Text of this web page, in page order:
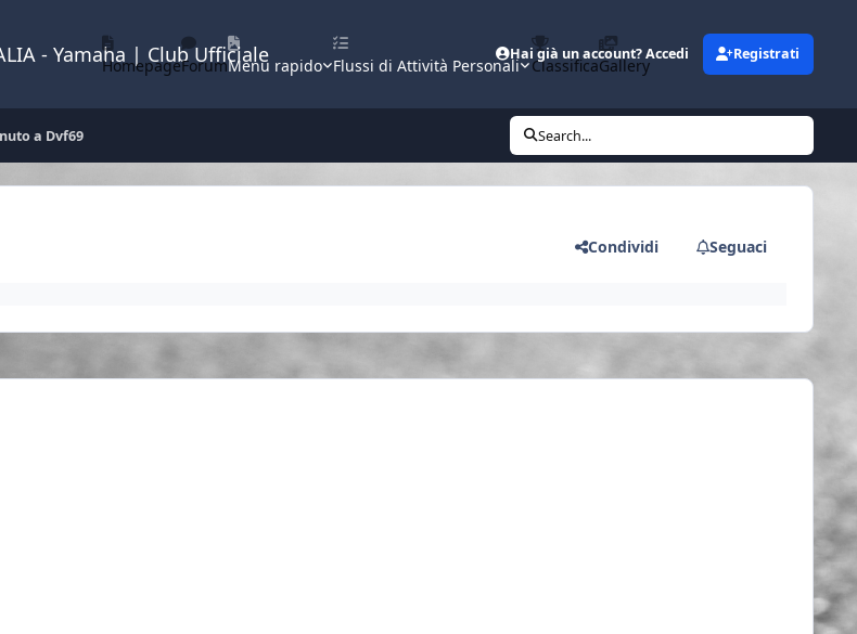
- Yamaha | Club Ufficiale
HomepageForumMenu rapido Flussi di Attività Personali ClassificaGallery
Hai già un account? Accedi Registrati
a Dvf69 Search...
Condividi Seguaci